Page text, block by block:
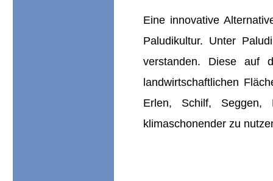
Eine innovative
Paludikultur. Unter
verstanden. Diese auf
landwirtschaftlichen
Erlen, Schilf, Seggen,
klimaschonender zu